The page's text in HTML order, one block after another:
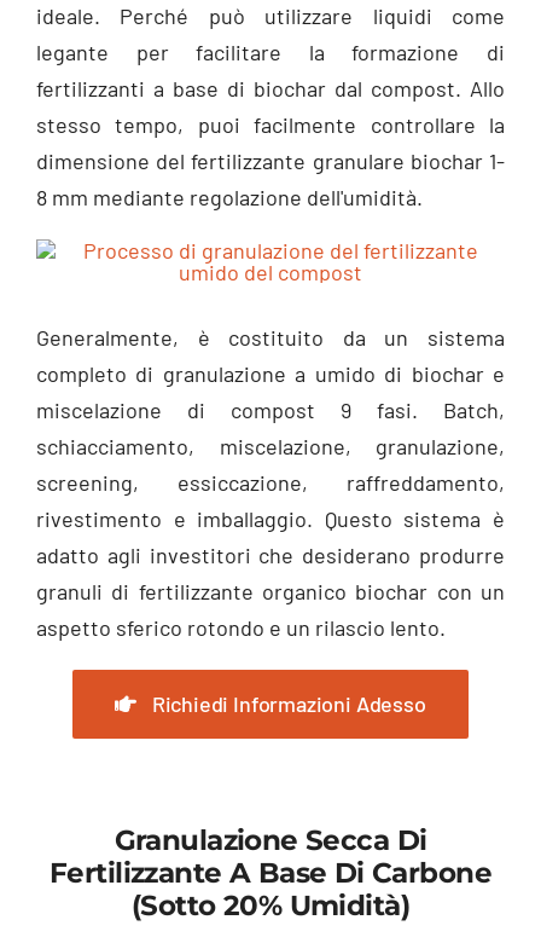
ideale. Perché può utilizzare liquidi come
legante per facilitare la formazione di
fertilizzanti a base di biochar dal compost. Allo
stesso tempo, puoi facilmente controllare la
dimensione del fertilizzante granulare biochar 1-
8 mm mediante regolazione dell'umidità.
Generalmente, è costituito da un sistema
completo di granulazione a umido di biochar e
miscelazione di compost 9 fasi. Batch,
schiacciamento, miscelazione, granulazione,
screening, essiccazione, raffreddamento,
rivestimento e imballaggio. Questo sistema è
adatto agli investitori che desiderano produrre
granuli di fertilizzante organico biochar con un
aspetto sferico rotondo e un rilascio lento.
Richiedi Informazioni Adesso
Granulazione Secca Di
Fertilizzante A Base Di Carbone
(Sotto 20% Umidità)